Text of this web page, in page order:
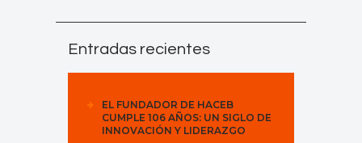
Entradas recientes
EL FUNDADOR DE HACEB
CUMPLE 106 AÑOS: UN SIGLO DE
INNOVACIÓN Y LIDERAZGO